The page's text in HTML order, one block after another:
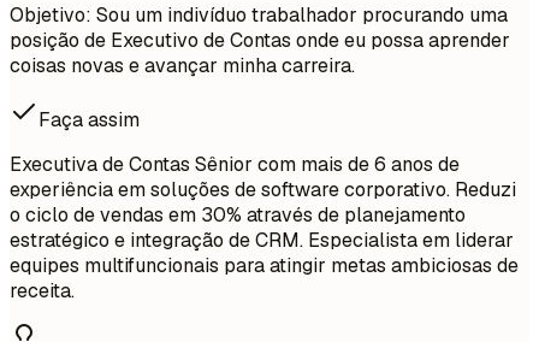
Objetivo: Sou um indivíduo trabalhador procurando uma
posição de Executivo de Contas onde eu possa aprender
coisas novas e avançar minha carreira.
Faça assim
Executiva de Contas Sênior com mais de 6 anos de
experiência em soluções de software corporativo. Reduzi
o ciclo de vendas em 30% através de planejamento
estratégico e integração de CRM. Especialista em liderar
equipes multifuncionais para atingir metas ambiciosas de
receita.